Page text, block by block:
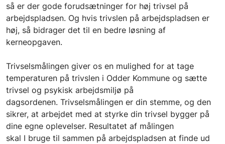
så er der gode forudsætninger for høj trivsel på
arbejdspladsen. Og hvis trivslen på arbejdspladsen er
høj, så bidrager det til en bedre løsning af
kerneopgaven.
Trivselsmålingen giver os en mulighed for at tage
temperaturen på trivslen i Odder Kommune og sætte
trivsel og psykisk arbejdsmiljø på
dagsordenen. Trivselsmålingen er din stemme, og den
sikrer, at arbejdet med at styrke din trivsel bygger på
dine egne oplevelser. Resultatet af målingen
skal I bruge til sammen på arbejdspladsen at finde ud